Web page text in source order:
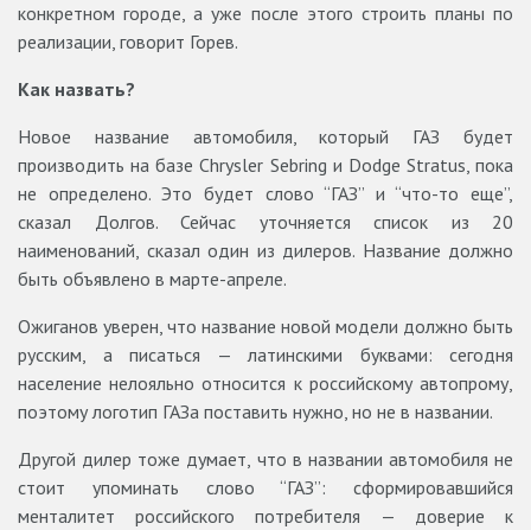
конкретном городе, а уже после этого строить планы по
реализации, говорит Горев.
Как назвать?
Новое название автомобиля, который ГАЗ будет
производить на базе Chrysler Sebring и Dodge Strаtus, пока
не определено. Это будет слово “ГАЗ” и “что-то еще”,
сказал Долгов. Сейчас уточняется список из 20
наименований, сказал один из дилеров. Название должно
быть объявлено в марте-апреле.
Ожиганов уверен, что название новой модели должно быть
русским, а писаться — латинскими буквами: сегодня
население нелояльно относится к российскому автопрому,
поэтому логотип ГАЗа поставить нужно, но не в названии.
Другой дилер тоже думает, что в названии автомобиля не
стоит упоминать слово “ГАЗ”: сформировавшийся
менталитет российского потребителя — доверие к